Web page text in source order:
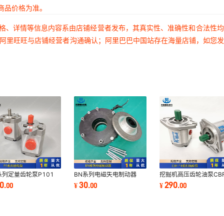
价格为准。
详情等信息内容系由店铺经营者发布，其真实性、准确性和合法性
旺旺与店铺经营者沟通确认；阿里巴巴中国站存在海量店铺，如您
列定量齿轮泵P101
P127 P135 P104
P106 P107 P109
.00
BN系列电磁失电制动器
BN-16 BN-18 BN-20
BN-25 BN-30电压170V
¥30.00
挖掘机高压齿轮油泵
F412.5-ALH CBF-
ALH CBF-F416-ALH
¥290.00